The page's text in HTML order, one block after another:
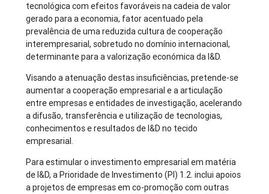
tecnológica com efeitos favoráveis na cadeia de valor
gerado para a economia, fator acentuado pela
prevalência de uma reduzida cultura de cooperação
interempresarial, sobretudo no domínio internacional,
determinante para a valorização económica da I&D.
Visando a atenuação destas insuficiências, pretende-se
aumentar a cooperação empresarial e a articulação
entre empresas e entidades de investigação, acelerando
a difusão, transferência e utilização de tecnologias,
conhecimentos e resultados de I&D no tecido
empresarial.
Para estimular o investimento empresarial em matéria
de I&D, a Prioridade de Investimento (PI) 1.2. inclui apoios
a projetos de empresas em co-promoção com outras